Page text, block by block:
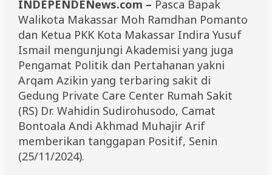
r
u
D
o
a
k
a
n
e
k
a
s
INDEPENDENews.com – Pasca Bapak
Walikota Makassar Moh Ramdhan Pomanto
dan Ketua PKK Kota Makassar Indira Yusuf
Ismail mengunjungi Akademisi yang juga
Pengamat Politik dan Pertahanan yakni
Arqam Azikin yang terbaring sakit di
Gedung Private Care Center Rumah Sakit
(RS) Dr. Wahidin Sudirohusodo, Camat
Bontoala Andi Akhmad Muhajir Arif
memberikan tanggapan Positif, Senin
(25/11/2024).